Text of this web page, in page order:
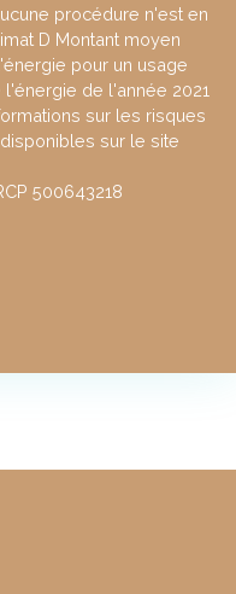
procédure n'est en
D Montant moyen
pour un usage
de l'année 2021
sur les risques
sur le site
500643218